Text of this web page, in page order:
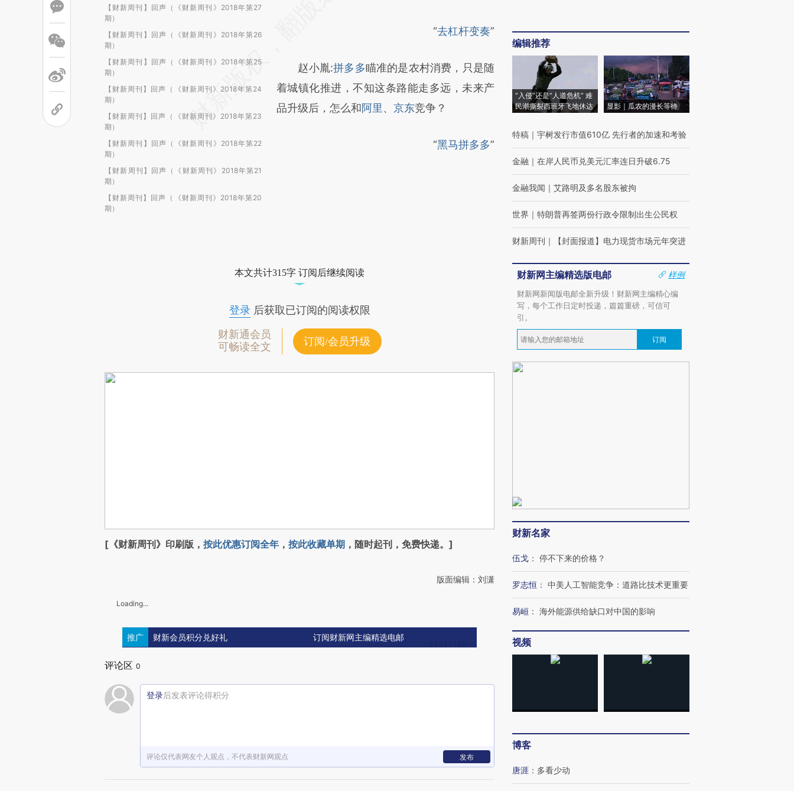
【财新周刊】回声（《财新周刊》2018年第27
期）
【财新周刊】回声（《财新周刊》2018年第26
期）
【财新周刊】回声（《财新周刊》2018年第25
期）
【财新周刊】回声（《财新周刊》2018年第24
期）
【财新周刊】回声（《财新周刊》2018年第23
期）
【财新周刊】回声（《财新周刊》2018年第22
期）
【财新周刊】回声（《财新周刊》2018年第21
期）
【财新周刊】回声（《财新周刊》2018年第20
期）
“去杠杆变奏”
赵小胤:拼多多瞄准的是农村消费，只是随
着城镇化推进，不知这条路能走多远，未来产
品升级后，怎么和阿里、 京东竞争？
“黑马拼多多”
本文共计315字 订阅后继续阅读
登录后获取已订阅的阅读权限
财新通会员
可畅读全文
订阅/会员升级
[《财新周刊》印刷版， 按此优惠订阅全年 ， 按此收藏单期 ，随时起刊，免费快递。]
版面编辑：刘潇
Loading...
推广 财新会员积分兑好礼 订阅财新网主编精选电邮
评论区 0
登录后发表评论得积分
评论仅代表网友个人观点，不代表财新网观点 发布
编辑推荐
“入侵”还是“人道危机” 难
民潮撕裂西班牙飞地休达
显影｜瓜农的漫长等待
特稿 ｜ 宇树发行市值610亿 先行者的加速和考验
金融 ｜ 在岸人民币兑美元汇率连日升破6.75
金融我闻 ｜ 艾路明及多名股东被拘
世界 ｜ 特朗普再签两份行政令限制出生公民权
财新周刊 ｜ 【封面报道】电力现货市场元年突进
财新网主编精选版电邮
样例
财新网新闻版电邮全新升级！财新网主编精心编
写，每个工作日定时投递，篇篇重磅，可信可
引。
订阅
财新名家
伍戈 ： 停不下来的价格？
罗志恒 ： 中美人工智能竞争：道路比技术更重要
易峘 ： 海外能源供给缺口对中国的影响
视频
博客
唐涯 ： 多看少动